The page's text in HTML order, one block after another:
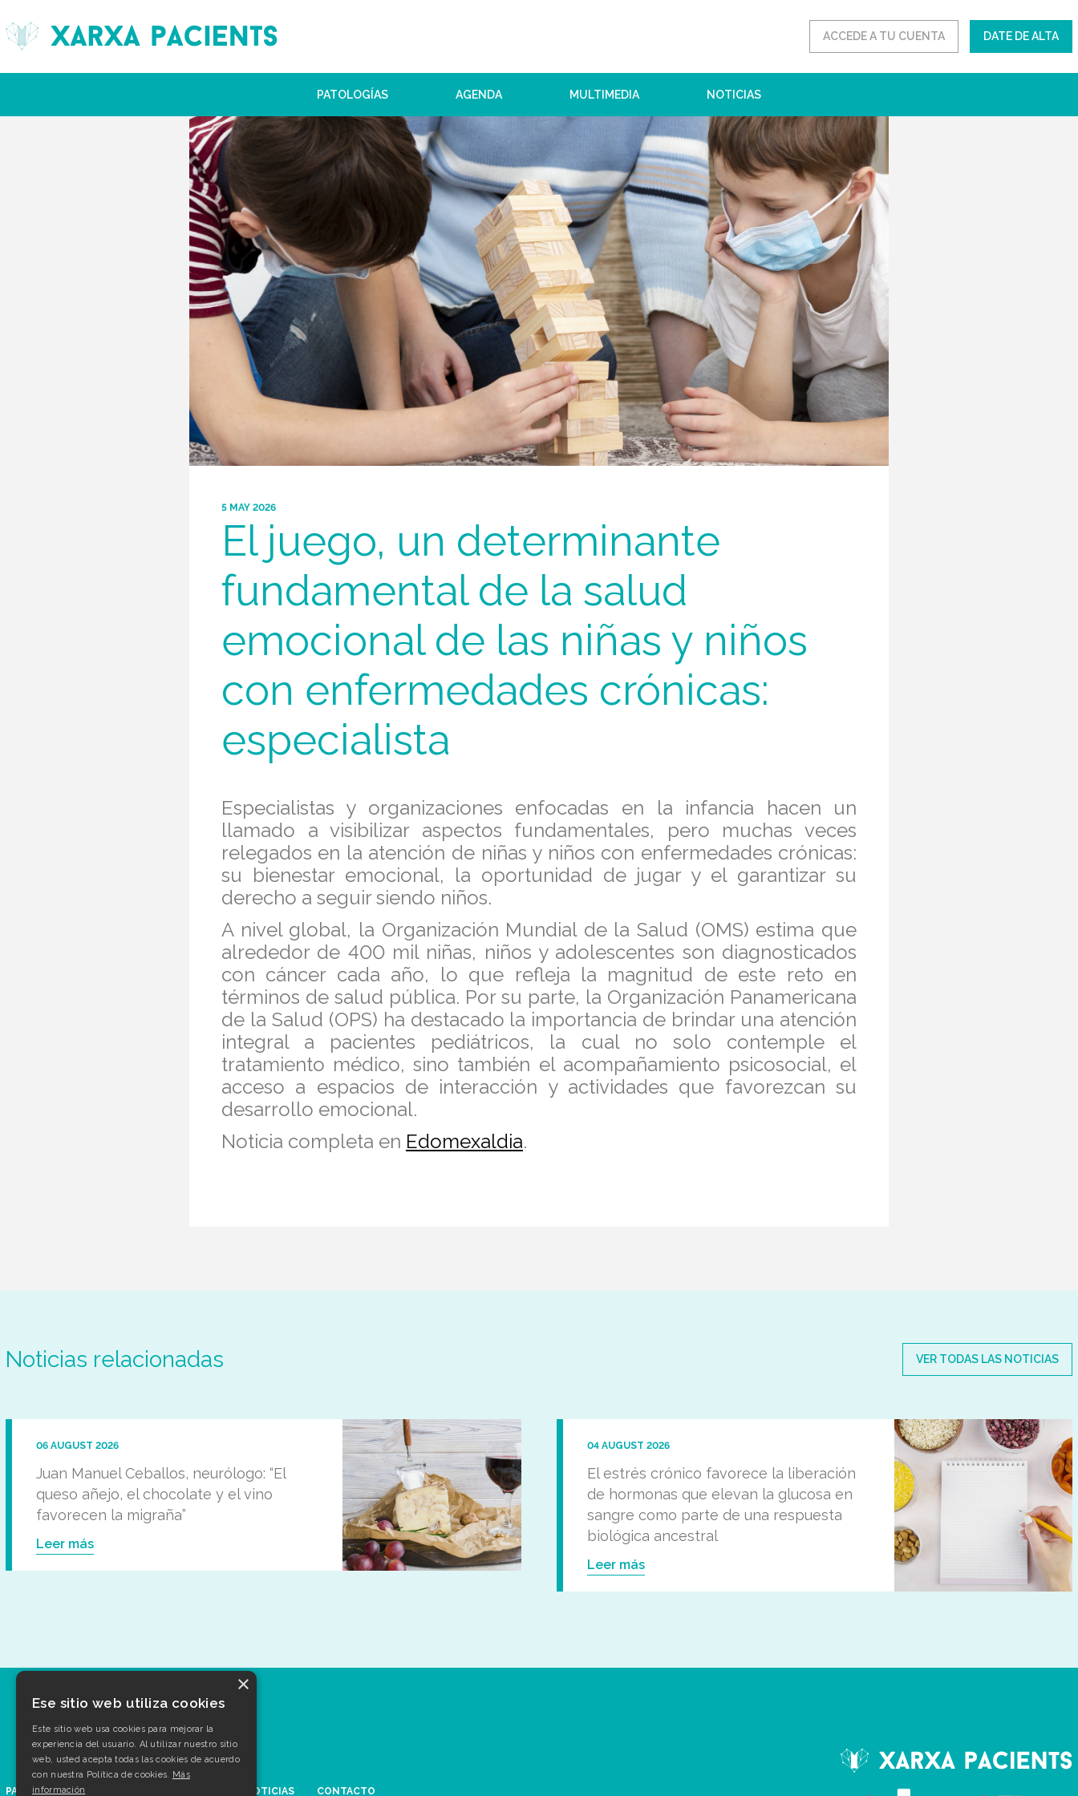
ACCEDE A TU CUENTA DATE DE ALTA
PATOLOGÍAS AGENDA MULTIMEDIA NOTICIAS
5 MAY 2026
El juego, un determinante
fundamental de la salud
emocional de las niñas y niños
con enfermedades crónicas:
especialista
Especialistas y organizaciones enfocadas en la infancia hacen un
llamado a visibilizar aspectos fundamentales, pero muchas veces
relegados en la atención de niñas y niños con enfermedades crónicas:
su bienestar emocional, la oportunidad de jugar y el garantizar su
derecho a seguir siendo niños.
A nivel global, la Organización Mundial de la Salud (OMS) estima que
alrededor de 400 mil niñas, niños y adolescentes son diagnosticados
con cáncer cada año, lo que refleja la magnitud de este reto en
términos de salud pública. Por su parte, la Organización Panamericana
de la Salud (OPS) ha destacado la importancia de brindar una atención
integral a pacientes pediátricos, la cual no solo contemple el
tratamiento médico, sino también el acompañamiento psicosocial, el
acceso a espacios de interacción y actividades que favorezcan su
desarrollo emocional.
Noticia completa en Edomexaldia.
Noticias relacionadas VER TODAS LAS NOTICIAS
06 AUGUST 2026
Juan Manuel Ceballos, neurólogo: “El
queso añejo, el chocolate y el vino
favorecen la migraña”
Leer más
04 AUGUST 2026
El estrés crónico favorece la liberación
de hormonas que elevan la glucosa en
sangre como parte de una respuesta
biológica ancestral
Leer más
PATOLOGÍAS NOTICIAS CONTACTO
×
Ese sitio web utiliza cookies
Este sitio web usa cookies para mejorar la
experiencia del usuario. Al utilizar nuestro sitio
web, usted acepta todas las cookies de acuerdo
con nuestra Política de cookies. Más
información